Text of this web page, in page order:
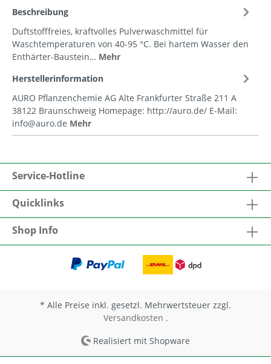
Beschreibung
Duftstofffreies, kraftvolles Pulverwaschmittel für
Waschtemperaturen von 40-95 °C. Bei hartem Wasser den
Enthärter-Baustein… Mehr
Herstellerinformation
AURO Pflanzenchemie AG Alte Frankfurter Straße 211 A
38122 Braunschweig Homepage: http://auro.de/ E-Mail:
info@auro.de Mehr
Service-Hotline
Quicklinks
Shop Info
* Alle Preise inkl. gesetzl. Mehrwertsteuer zzgl.
Versandkosten .
Realisiert mit Shopware